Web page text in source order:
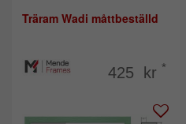
Träram Wadi måttbeställd
425 kr *